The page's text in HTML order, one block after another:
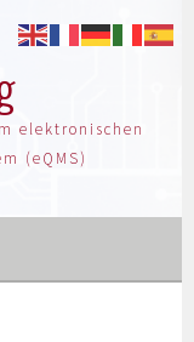
elektronischen
(eQMS)